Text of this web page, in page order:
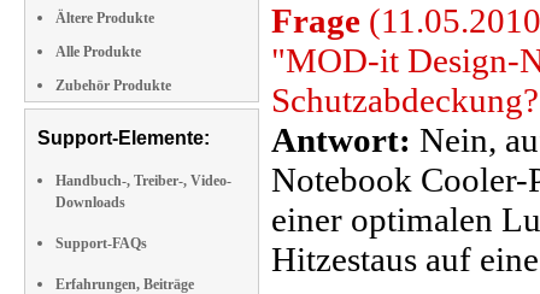
Ältere Produkte
Alle Produkte
Zubehör Produkte
Support-Elemente:
Handbuch-, Treiber-, Video-
Downloads
Support-FAQs
Erfahrungen, Beiträge
Frage
"MOD-it Design-
Schutzabdeckung?
Antwort: Nein,
Notebook Cooler-
einer optimalen
Hitzestaus auf